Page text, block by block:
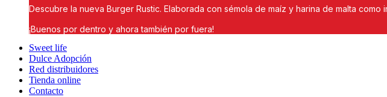
Descubre la nueva Burger Rustic. Elaborada con sémola de maíz y harina de malta
¡Buenos por dentro y ahora también por fuera!
Sweet life
Dulce Adopción
Red distribuidores
Tienda online
Contacto